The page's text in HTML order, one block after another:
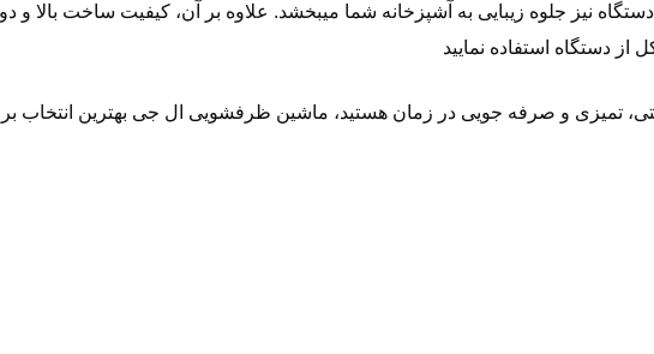
نیز جلوه زیبایی به آشپزخانه شما میبخشد. علاوه بر آن، کیفیت ساخت بالا و
تمیزی و صرفه‌ جویی در زمان هستید، ماشین ظرفشویی ال جی بهترین انتخاب